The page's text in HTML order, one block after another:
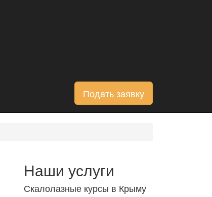
Подать заявку
Наши услуги
Скалолазные курсы в Крыму